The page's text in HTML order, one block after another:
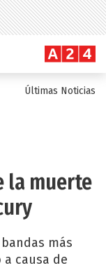
Últimas Noticias
la muerte
más
causa de